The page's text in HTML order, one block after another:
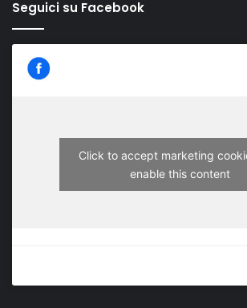
Seguici su Facebook
Click to accept marketing
enable this content